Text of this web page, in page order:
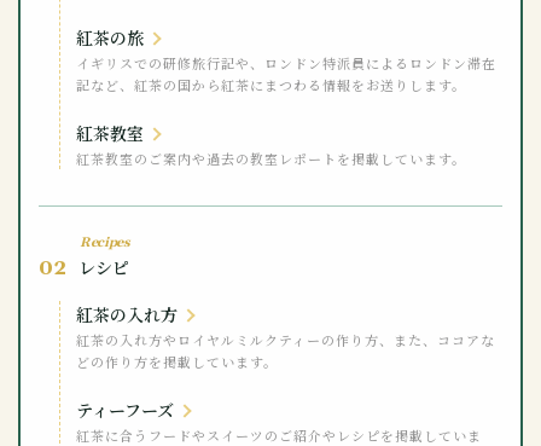
紅茶の旅
イギリスでの研修旅行記や、ロンドン特派員によるロンドン滞在
記など、紅茶の国から紅茶にまつわる情報をお送りします。
紅茶教室
紅茶教室のご案内や過去の教室レポートを掲載しています。
Recipes
02
レシピ
紅茶の入れ方
紅茶の入れ方やロイヤルミルクティーの作り方、また、ココアな
どの作り方を掲載しています。
ティーフーズ
紅茶に合うフードやスイーツのご紹介やレシピを掲載していま